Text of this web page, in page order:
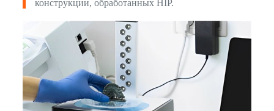
конструкции, обработанных HIP.